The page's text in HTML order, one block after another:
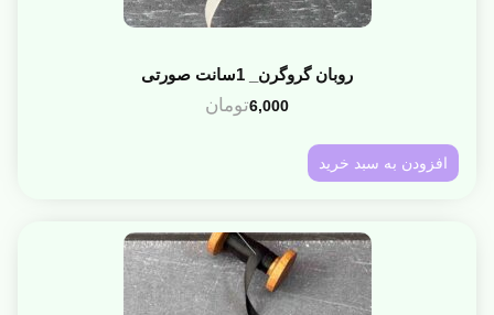
روبان گروگرن_ 1سانت صورتی
6,000تومان
افزودن به سبد خرید